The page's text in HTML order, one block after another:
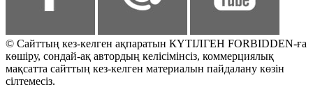
© Сайттың кез-келген ақпаратын КҮТІЛГЕН FORBIDDEN-ға
көшіру, сондай-ақ автордың келісімінсіз, коммерциялық
мақсатта сайттың кез-келген материалын пайдалану көзін
сілтемесіз.